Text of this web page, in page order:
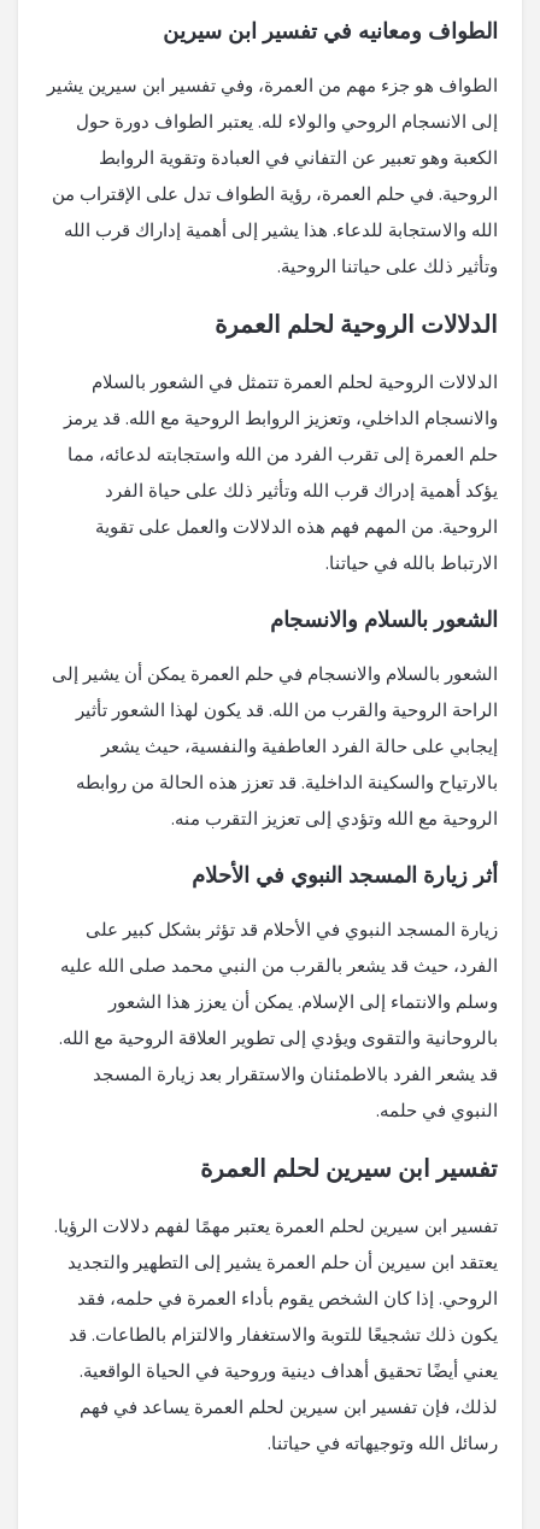
الطواف ومعانيه في تفسير ابن سيرين
الطواف هو جزء مهم من العمرة، وفي تفسير ابن سيرين يشير
إلى الانسجام الروحي والولاء لله. يعتبر الطواف دورة حول
الكعبة وهو تعبير عن التفاني في العبادة وتقوية الروابط
الروحية. في حلم العمرة، رؤية الطواف تدل على الإقتراب من
الله والاستجابة للدعاء. هذا يشير إلى أهمية إداراك قرب الله
وتأثير ذلك على حياتنا الروحية.
الدلالات الروحية لحلم العمرة
الدلالات الروحية لحلم العمرة تتمثل في الشعور بالسلام
والانسجام الداخلي، وتعزيز الروابط الروحية مع الله. قد يرمز
حلم العمرة إلى تقرب الفرد من الله واستجابته لدعائه، مما
يؤكد أهمية إدراك قرب الله وتأثير ذلك على حياة الفرد
الروحية. من المهم فهم هذه الدلالات والعمل على تقوية
الارتباط بالله في حياتنا.
الشعور بالسلام والانسجام
الشعور بالسلام والانسجام في حلم العمرة يمكن أن يشير إلى
الراحة الروحية والقرب من الله. قد يكون لهذا الشعور تأثير
إيجابي على حالة الفرد العاطفية والنفسية، حيث يشعر
بالارتياح والسكينة الداخلية. قد تعزز هذه الحالة من روابطه
الروحية مع الله وتؤدي إلى تعزيز التقرب منه.
أثر زيارة المسجد النبوي في الأحلام
زيارة المسجد النبوي في الأحلام قد تؤثر بشكل كبير على
الفرد، حيث قد يشعر بالقرب من النبي محمد صلى الله عليه
وسلم والانتماء إلى الإسلام. يمكن أن يعزز هذا الشعور
بالروحانية والتقوى ويؤدي إلى تطوير العلاقة الروحية مع الله.
قد يشعر الفرد بالاطمئنان والاستقرار بعد زيارة المسجد
النبوي في حلمه.
تفسير ابن سيرين لحلم العمرة
تفسير ابن سيرين لحلم العمرة يعتبر مهمًا لفهم دلالات الرؤيا.
يعتقد ابن سيرين أن حلم العمرة يشير إلى التطهير والتجديد
الروحي. إذا كان الشخص يقوم بأداء العمرة في حلمه، فقد
يكون ذلك تشجيعًا للتوبة والاستغفار والالتزام بالطاعات. قد
يعني أيضًا تحقيق أهداف دينية وروحية في الحياة الواقعية.
لذلك، فإن تفسير ابن سيرين لحلم العمرة يساعد في فهم
رسائل الله وتوجيهاته في حياتنا.